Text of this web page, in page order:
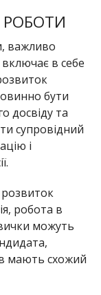
важливо
в себе
бути
досвіду та
супровідний
і
робота в
можуть
мають схожий